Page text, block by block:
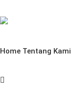
Home Tentang Kami